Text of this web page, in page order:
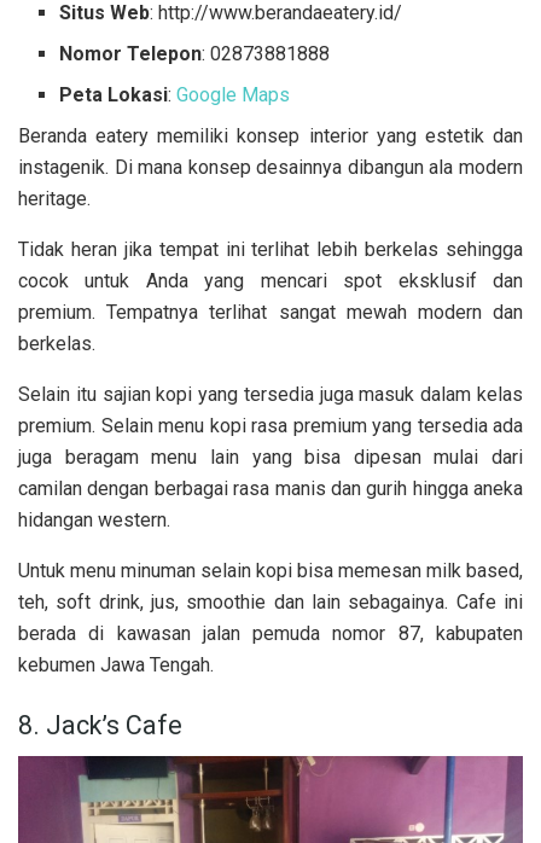
Situs Web: http://www.berandaeatery.id/
Nomor Telepon: 02873881888
Peta Lokasi:Google Maps
Beranda eatery memiliki konsep interior yang estetik dan
instagenik. Di mana konsep desainnya dibangun ala modern
heritage.
Tidak heran jika tempat ini terlihat lebih berkelas sehingga
cocok untuk Anda yang mencari spot eksklusif dan
premium. Tempatnya terlihat sangat mewah modern dan
berkelas.
Selain itu sajian kopi yang tersedia juga masuk dalam kelas
premium. Selain menu kopi rasa premium yang tersedia ada
juga beragam menu lain yang bisa dipesan mulai dari
camilan dengan berbagai rasa manis dan gurih hingga aneka
hidangan western.
Untuk menu minuman selain kopi bisa memesan milk based,
teh, soft drink, jus, smoothie dan lain sebagainya. Cafe ini
berada di kawasan jalan pemuda nomor 87, kabupaten
kebumen Jawa Tengah.
8. Jack’s Cafe